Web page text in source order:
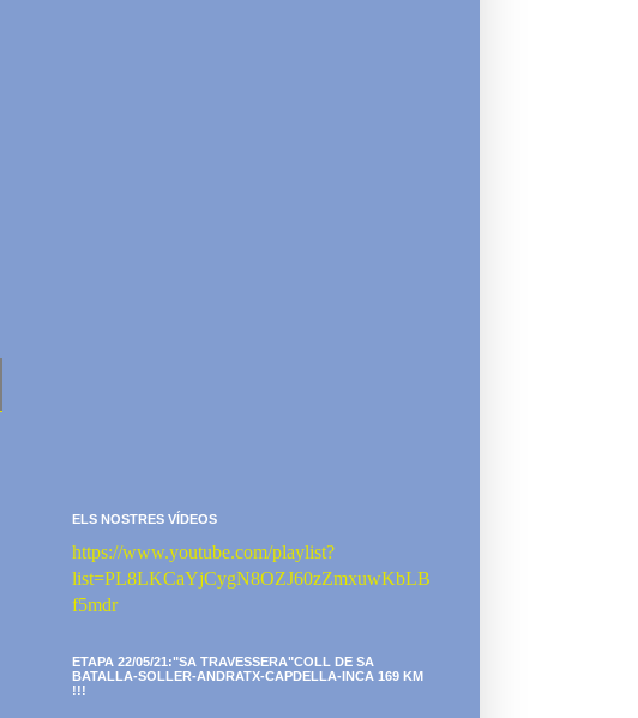
ELS NOSTRES VÍDEOS
https://www.youtube.com/playlist?
list=PL8LKCaYjCygN8OZJ60zZmxuwKbLB
f5mdr
ETAPA 22/05/21:"SA TRAVESSERA"COLL DE SA
BATALLA-SOLLER-ANDRATX-CAPDELLA-INCA 169 KM
!!!